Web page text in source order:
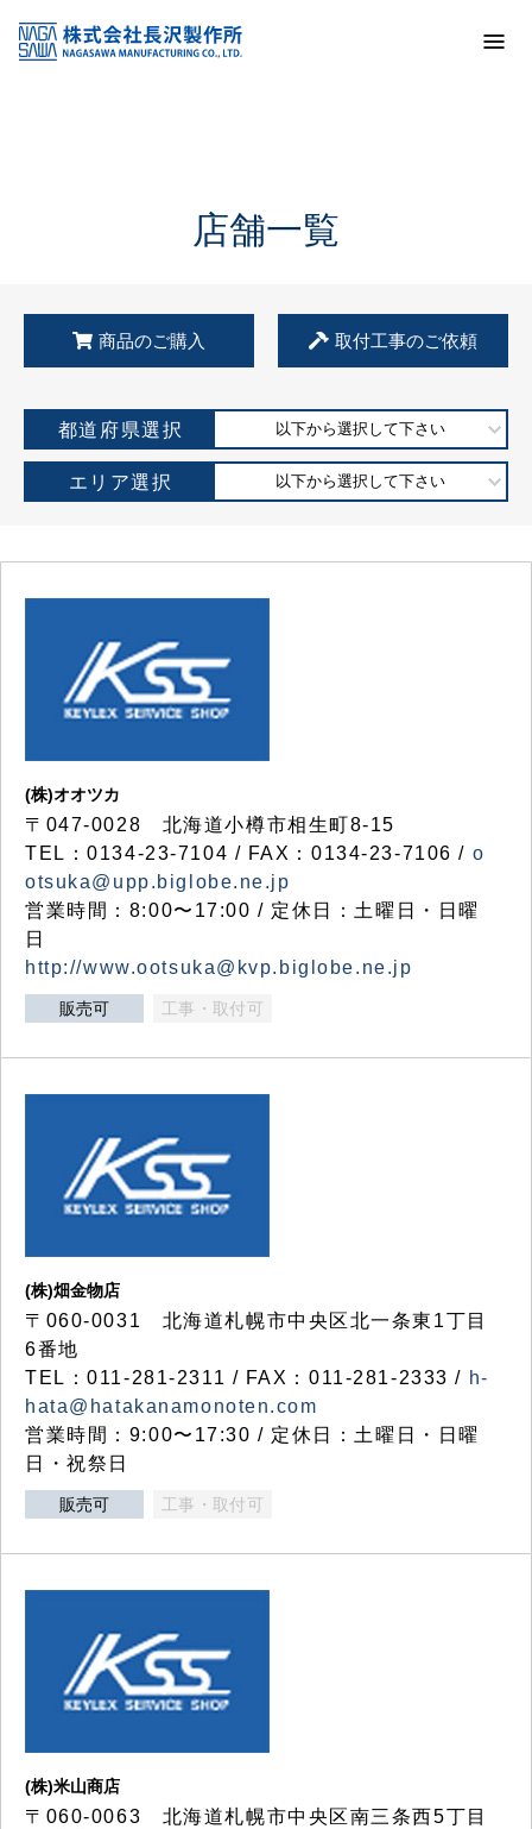
KSS加盟店・取扱店情報
店舗一覧
店舗一覧
商品のご購入 取付工事のご依頼
都道府県選択 以下から選択して下さい
エリア選択 以下から選択して下さい
(株)オオツカ
〒047-0028 北海道小樽市相生町8-15
TEL：0134-23-7104 / FAX：0134-23-7106 / o
otsuka@upp.biglobe.ne.jp
営業時間：8:00〜17:00 / 定休日：土曜日・日曜
日
http://www.ootsuka@kvp.biglobe.ne.jp
販売可 工事・取付可
(株)畑金物店
〒060-0031 北海道札幌市中央区北一条東1丁目
6番地
TEL：011-281-2311 / FAX：011-281-2333 / h-
hata@hatakanamonoten.com
営業時間：9:00〜17:30 / 定休日：土曜日・日曜
日・祝祭日
販売可 工事・取付可
(株)米山商店
〒060-0063 北海道札幌市中央区南三条西5丁目